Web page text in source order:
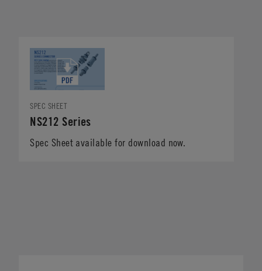
SPEC SHEET
NS212 Series
Spec Sheet available for download now.